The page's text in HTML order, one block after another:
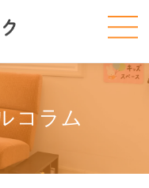
コラム